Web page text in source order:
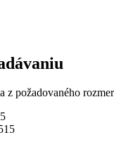
požadovaného